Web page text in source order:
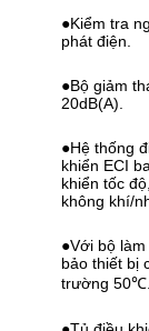
●Kiểm tra
phát điện.
●Bộ giảm
20dB(A).
●Hệ thống
khiển ECI
khiển tốc
không khí/
●Với bộ
bảo thiết bị
trường 50℃.